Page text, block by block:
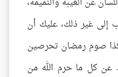
غير ذلك، عليك أن
صوم رمضان تحرصين
عن كل ما حرم الله من